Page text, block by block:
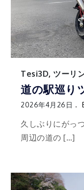
Tesi3D, ツーリ
道の駅巡り
2026年4月26日
久しぶりにがっ
周辺の道の […]